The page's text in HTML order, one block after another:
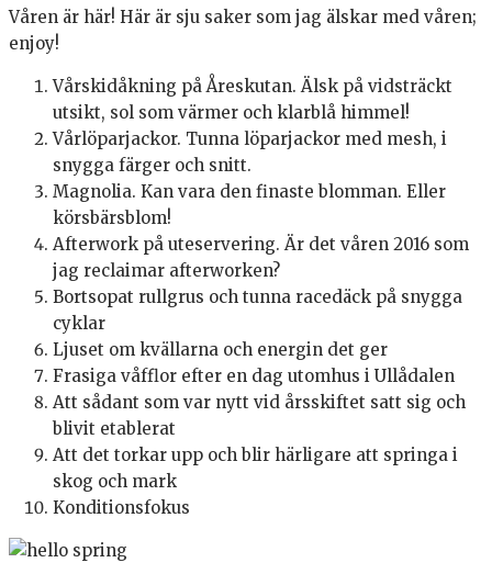
Våren är här! Här är sju saker som jag älskar med våren;
enjoy!
Vårskidåkning på Åreskutan. Älsk på vidsträckt
utsikt, sol som värmer och klarblå himmel!
Vårlöparjackor. Tunna löparjackor med mesh, i
snygga färger och snitt.
Magnolia. Kan vara den finaste blomman. Eller
körsbärsblom!
Afterwork på uteservering. Är det våren 2016 som
jag reclaimar afterworken?
Bortsopat rullgrus och tunna racedäck på snygga
cyklar
Ljuset om kvällarna och energin det ger
Frasiga våfflor efter en dag utomhus i Ullådalen
Att sådant som var nytt vid årsskiftet satt sig och
blivit etablerat
Att det torkar upp och blir härligare att springa i
skog och mark
Konditionsfokus